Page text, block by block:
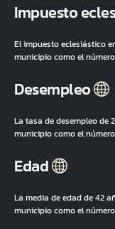
Impuesto
El impuesto eclesiástico
municipio como el
Desempleo
La tasa de desempleo de
municipio como el
Edad
La media de edad de 42
municipio como el